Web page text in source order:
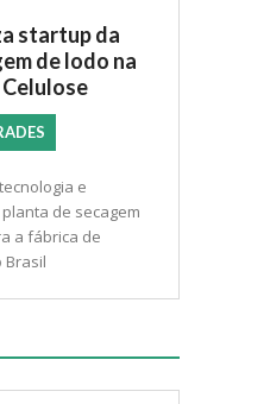
startup da
de lodo na
e
de secagem
a fábrica de
Brasil